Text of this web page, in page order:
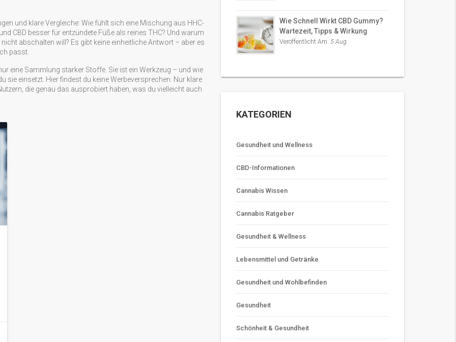
und klare Vergleiche: Wie fühlt sich eine Mischung aus HHC-
CBD besser für entzündete Füße als reines THC? Und warum
abschalten will? Es gibt keine einheitliche Antwort – aber es
passt.
eine Sammlung starker Stoffe. Sie ist ein Werkzeug – und wie
sie einsetzt. Hier findest du keine Werbeversprechen. Nur klare
die genau das ausprobiert haben, was du vielleicht auch
Wie Schnell Wirkt CBD Gummy?
Wartezeit, Tipps & Wirkung
Veröffentlicht Am: 5 Aug
KATEGORIEN
Gesundheit und Wellness
CBD-Informationen
Cannabis Wissen
Cannabis Ratgeber
Gesundheit & Wellness
Lebensmittel und Getränke
Gesundheit und Wohlbefinden
Gesundheit
Schönheit & Gesundheit